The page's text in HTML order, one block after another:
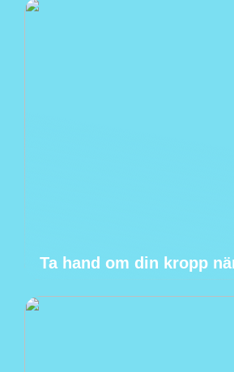
Ta hand om din kropp